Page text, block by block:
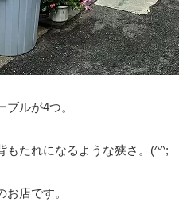
ルが4つ。
もたれになるような狭さ。(^^;
店です。